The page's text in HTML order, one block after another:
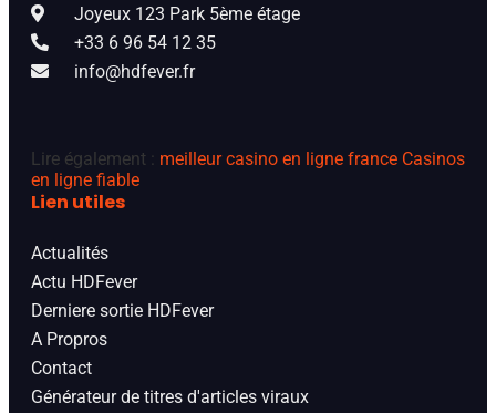
Joyeux 123 Park 5ème étage
+33 6 96 54 12 35
info@hdfever.fr
Lire également : meilleur casino en ligne france Casinos
en ligne fiable
Lien utiles
Actualités
Actu HDFever
Derniere sortie HDFever
A Propros
Contact
Générateur de titres d'articles viraux